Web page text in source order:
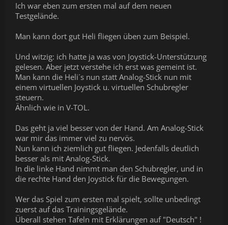
Ich war eben zum ersten mal auf dem neuen
Testgelände.
Man kann dort gut Heli fliegen üben zum Beispiel.
Und witzig: ich hatte ja was von Joystick-Unterstützung
gelesen. Aber jetzt verstehe ich erst was gemeint ist.
Man kann die Heli´s nun statt Analog-Stick nun mit
einem virtuellen Joystick u. virtuellen Schubregler
steuern.
Ähnlich wie in V-TOL.
Das geht ja viel besser von der Hand. Am Analog-Stick
war mir das immer viel zu nervös.
Nun kann ich ziemlich gut fliegen. Jedenfalls deutlich
besser als mit Analog-Stick.
In die linke Hand nimmt man den Schubregler, und in
die rechte Hand den Joystick für die Bewegungen.
Wer das Spiel zum ersten mal spielt, sollte unbedingt
zuerst auf das Trainingsgelände.
Überall stehen Tafeln mit Erklärungen auf "Deutsch" !